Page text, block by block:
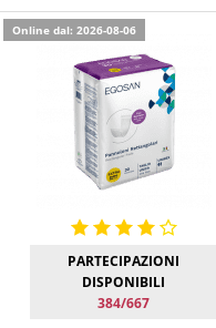
Online dal: 2026-08-06
PARTECIPAZIONI
DISPONIBILI
384/667